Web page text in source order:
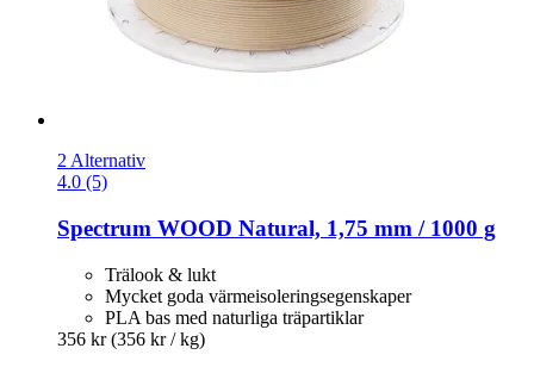
2 Alternativ
4.0 (5)
Spectrum WOOD Natural, 1,75 mm / 1000 g
Trälook & lukt
Mycket goda värmeisoleringsegenskaper
PLA bas med naturliga träpartiklar
356 kr (356 kr / kg)